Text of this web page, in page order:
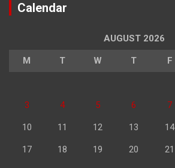
Calendar
AUGUST 2026
M T W T F
3 4 5 6 7
10 11 12 13 14
17 18 19 20 21